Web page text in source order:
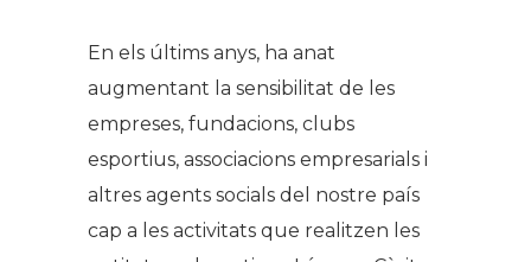
En els últims anys, ha anat
augmentant la sensibilitat de les
empreses, fundacions, clubs
esportius, associacions empresarials i
altres agents socials del nostre país
cap a les activitats que realitzen les